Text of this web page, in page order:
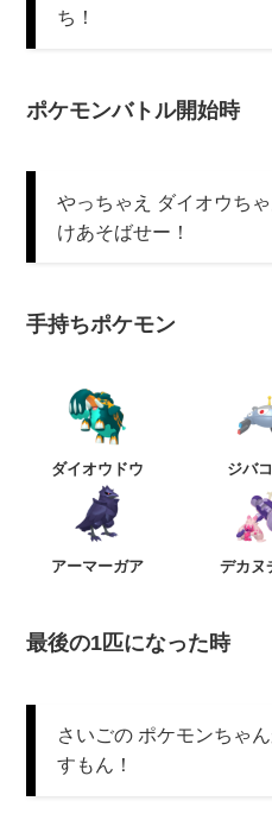
ち！
ポケモンバトル開始時
やっちゃえ ダイオウち
けあそばせー！
手持ちポケモン
ダイオウドウ ジバ
アーマーガア デカヌ
最後の1匹になった時
さいごの ポケモンちゃ
すもん！